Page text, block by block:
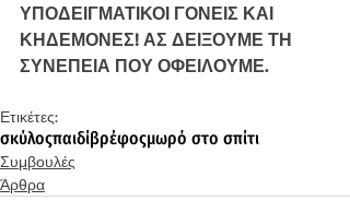
ΥΠΟΔΕΙΓΜΑΤΙΚΟΙ ΓΟΝΕΙΣ ΚΑΙ
ΚΗΔΕΜΟΝΕΣ! ΑΣ ΔΕΙΞΟΥΜΕ ΤΗ
ΣΥΝΕΠΕΙΑ ΠΟΥ ΟΦΕΙΛΟΥΜΕ.
Ετικέτες:
σκύλοςπαιδίβρέφοςμωρό στο σπίτι
Συμβουλές
Άρθρα